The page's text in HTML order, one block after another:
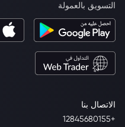
الاتصال بنا
+12845680155
التسويق بالعمولة